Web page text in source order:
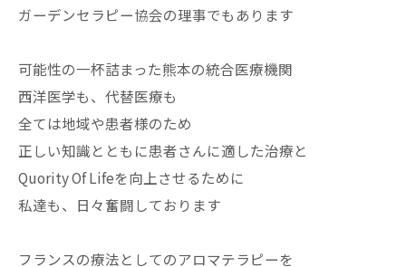
ガーデンセラピー協会の理事でもあります
可能性の一杯詰まった熊本の統合医療機関
西洋医学も、代替医療も
全ては地域や患者様のため
正しい知識とともに患者さんに適した治療と
Quority Of Lifeを向上させるために
私達も、日々奮闘しております
フランスの療法としてのアロマテラピーを